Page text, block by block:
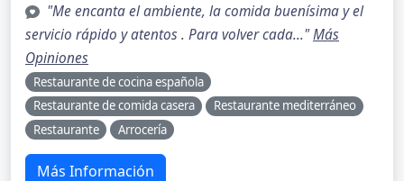
"Me encanta el ambiente, la comida buenísima y el
servicio rápido y atentos . Para volver cada..."Más
Opiniones
Restaurante de cocina española
Restaurante de comida casera
Restaurante mediterráneo
Restaurante
Arrocería
Más Información